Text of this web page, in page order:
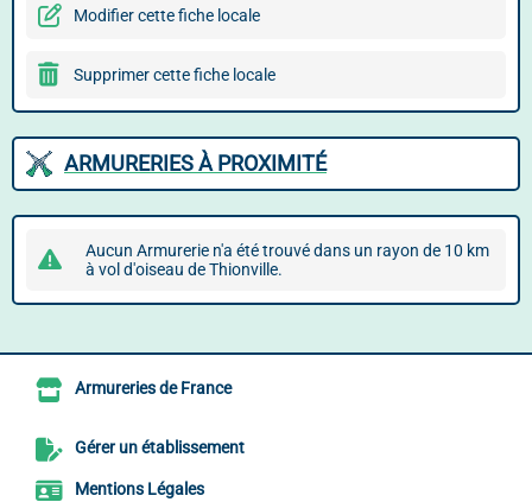
Modifier cette fiche locale
Supprimer cette fiche locale
ARMURERIES À PROXIMITÉ
Aucun Armurerie n'a été trouvé dans un rayon de 10 km
à vol d'oiseau de Thionville.
Armureries de France
Gérer un établissement
Mentions Légales